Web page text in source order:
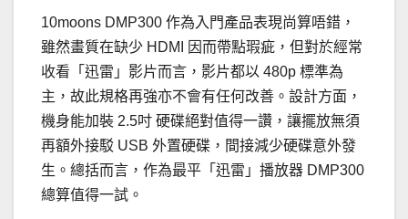
10moons DMP300 作為入門產品表現尚算唔錯，
雖然畫質在缺少 HDMI 因而帶點瑕疵，但對於經常
收看「迅雷」影片而言，影片都以 480p 標準為
主，故此規格再強亦不會有任何改善。設計方面，
機身能加裝 2.5吋 硬碟絕對值得一讚，讓擺放無須
再額外接駁 USB 外置硬碟，間接減少硬碟意外發
生。總括而言，作為最平「迅雷」播放器 DMP300
總算值得一試。